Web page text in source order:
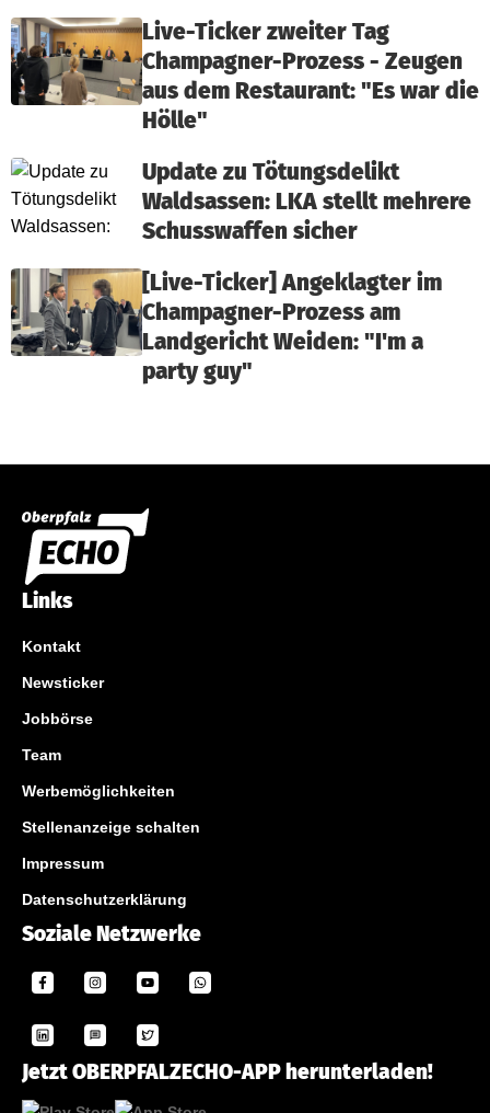
Live-Ticker zweiter Tag
Champagner-Prozess - Zeugen
aus dem Restaurant: "Es war die
Hölle"
Update zu Tötungsdelikt
Waldsassen: LKA stellt mehrere
Schusswaffen sicher
[Live-Ticker] Angeklagter im
Champagner-Prozess am
Landgericht Weiden: "I'm a
party guy"
Links
Kontakt
Newsticker
Jobbörse
Team
Werbemöglichkeiten
Stellenanzeige schalten
Impressum
Datenschutzerklärung
Soziale Netzwerke
Jetzt OBERPFALZECHO-APP herunterladen!